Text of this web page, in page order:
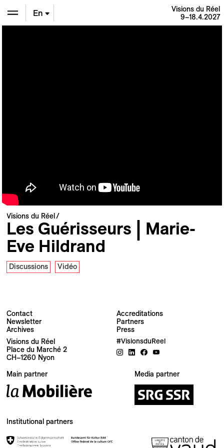
En
Visions du Réel
9–18.4.2027
Visions du Réel
Les Guérisseurs | Marie-
Eve Hildrand
Discussions Vidéo
Contact
Newsletter
Archives
Accreditations
Partners
Press
Visions du Réel
Place du Marché 2
CH–1260 Nyon
#VisionsduReel
Main partner Media partner
Institutional partners
Newsletter
Your email address
Newsletter — EN
News about the Festival for the Public
Newsletter — FR
Industry Newsletter — EN